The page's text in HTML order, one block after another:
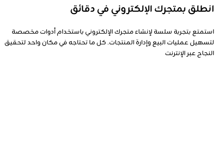
انطلق بمتجرك الإلكتروني في دقائق
استمتع بتجربة سلسة لإنشاء متجرك الإلكتروني باستخدام أدوات مخصصة
لتسهيل عمليات البيع وإدارة المنتجات. كل ما تحتاجه في مكان واحد لتحقيق
النجاح عبر الإنترنت